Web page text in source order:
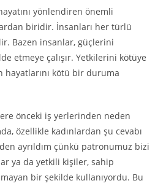
yönlendiren önemli
biridir. İnsanları her türlü
Bazen insanlar, güçlerini
etmeye çalışır. Yetkilerini kötüye
hayatlarını kötü bir duruma
önceki iş yerlerinden neden
özellikle kadınlardan şu cevabı
ayrıldım çünkü patronumuz bizi
ya da yetkili kişiler, sahip
bir şekilde kullanıyordu. Bu